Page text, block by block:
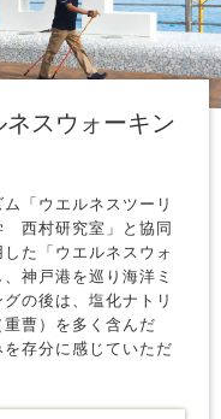
スウォーキン
「ウエルネスツーリ
西村研究室」と協同
た「ウエルネスウォ
神戸港を巡り海洋ミ
の後は、塩化ナトリ
曹）を多く含んだ
を存分に感じていただ